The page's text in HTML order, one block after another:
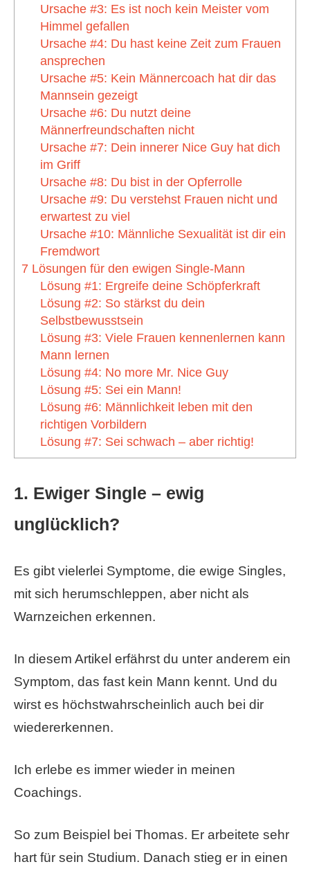
Ursache #3: Es ist noch kein Meister vom
Himmel gefallen
Ursache #4: Du hast keine Zeit zum Frauen
ansprechen
Ursache #5: Kein Männercoach hat dir das
Mannsein gezeigt
Ursache #6: Du nutzt deine
Männerfreundschaften nicht
Ursache #7: Dein innerer Nice Guy hat dich
im Griff
Ursache #8: Du bist in der Opferrolle
Ursache #9: Du verstehst Frauen nicht und
erwartest zu viel
Ursache #10: Männliche Sexualität ist dir ein
Fremdwort
7 Lösungen für den ewigen Single-Mann
Lösung #1: Ergreife deine Schöpferkraft
Lösung #2: So stärkst du dein
Selbstbewusstsein
Lösung #3: Viele Frauen kennenlernen kann
Mann lernen
Lösung #4: No more Mr. Nice Guy
Lösung #5: Sei ein Mann!
Lösung #6: Männlichkeit leben mit den
richtigen Vorbildern
Lösung #7: Sei schwach – aber richtig!
1. Ewiger Single – ewig
unglücklich?
Es gibt vielerlei Symptome, die ewige Singles,
mit sich herumschleppen, aber nicht als
Warnzeichen erkennen.
In diesem Artikel erfährst du unter anderem ein
Symptom, das fast kein Mann kennt. Und du
wirst es höchstwahrscheinlich auch bei dir
wiedererkennen.
Ich erlebe es immer wieder in meinen
Coachings.
So zum Beispiel bei Thomas. Er arbeitete sehr
hart für sein Studium. Danach stieg er in einen